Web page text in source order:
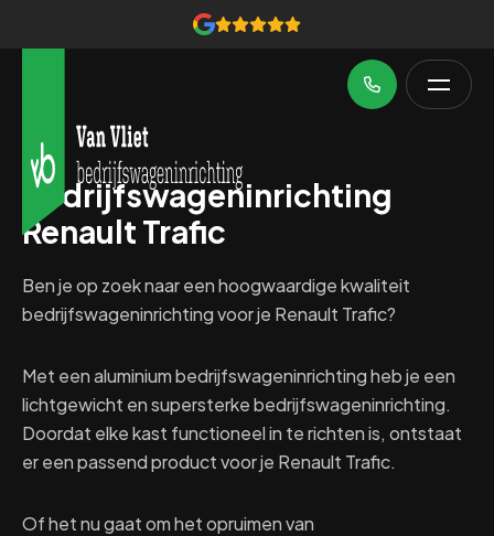
Bedrijfswageninrichting
Renault Trafic
Ben je op zoek naar een hoogwaardige kwaliteit
bedrijfswageninrichting voor je Renault Trafic?
Met een aluminium bedrijfswageninrichting heb je een
lichtgewicht en supersterke bedrijfswageninrichting.
Doordat elke kast functioneel in te richten is, ontstaat
er een passend product voor je Renault Trafic.
Of het nu gaat om het opruimen van